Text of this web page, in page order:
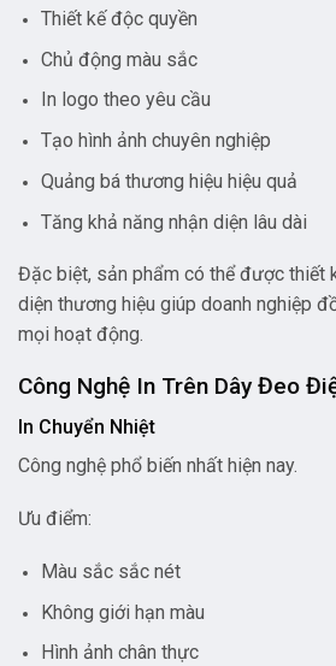
Thiết kế độc quyền
Chủ động màu sắc
In logo theo yêu cầu
Tạo hình ảnh chuyên nghiệp
Quảng bá thương hiệu hiệu quả
Tăng khả năng nhận diện lâu dài
Đặc biệt, sản phẩm có thể được thiết
diện thương hiệu giúp doanh nghiệp
mọi hoạt động.
Công Nghệ In Trên Dây Đeo
In Chuyển Nhiệt
Công nghệ phổ biến nhất hiện nay.
Ưu điểm:
Màu sắc sắc nét
Không giới hạn màu
Hình ảnh chân thực